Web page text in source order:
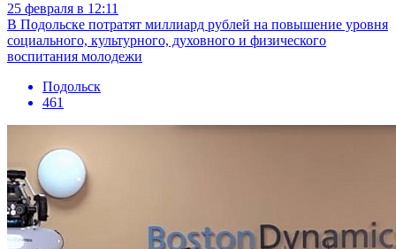
25 февраля в 12:11
В Подольске потратят миллиард рублей на повышение уровня
социального, культурного, духовного и физического
воспитания молодежи
Подольск
461